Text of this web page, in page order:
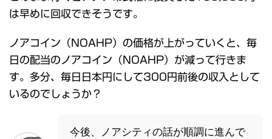
は早めに回収できそうです。
ノアコイン（NOAHP）の価格が上がっていくと、毎
日の配当のノアコイン（NOAHP）が減って行きま
す。多分、毎日日本円にして300円前後の収入として
いるのでしょうか？
今後、ノアシティの話が順調に進んで